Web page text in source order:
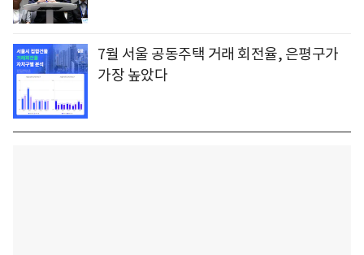
7월 서울 공동주택 거래 회전율, 은평구가
가장 높았다